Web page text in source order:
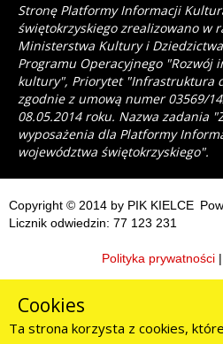
Stronę Platformy Informacji
świętokrzyskiego zrealizowano w
Ministerstwa Kultury i
Programu Operacyjnego "Rozwój
kultury", Priorytet "Infrastruktura
zgodnie z umową numer 03569/
08.05.2014 roku. Nazwa zadania
wyposażenia dla Platformy
województwa świętokrzyskiego".
Copyright © 2014 by PIK KIELCE
Licznik odwiedzin: 77 123 231
Polityka prywatności |
Cookies
Ta strona korzysta z cookies,